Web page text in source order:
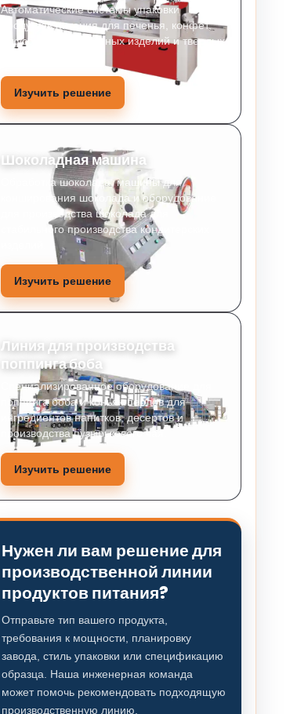
Автоматические системы упаковки
продуктов питания для печенья, конфет,
закусок, хлебобулочных изделий и твердых
Изучить решение
Шоколадная машина
Обработка шоколада, машины для
конширования шоколада и оборудование
для производства шоколада для
стабильного производства кондитерских
Изучить решение
Линия для производства
поппинга боба
Специализированное оборудование для
поппинга боба и коньяк-перлов для
ингредиентов напитков, десертов и
производства пузырькового чая.
Изучить решение
Нужен ли вам решение для
производственной линии
продуктов питания?
Отправьте тип вашего продукта,
требования к мощности, планировку
завода, стиль упаковки или спецификацию
образца. Наша инженерная команда
может помочь рекомендовать подходящую
производственную линию.